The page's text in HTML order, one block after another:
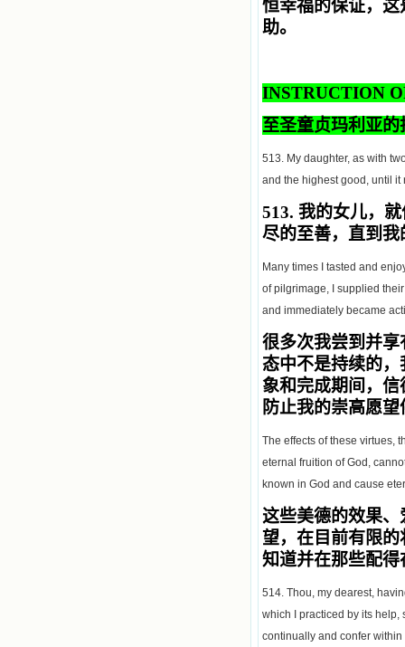
恒幸福的保证，
助。
INSTRUCTION
至圣童贞玛利亚的
513. My daughter, as with
and the highest good, until
513. 我的女儿，
尽的至善，直到我
Many times I tasted and
of pilgrimage, I supplied
and immediately became
很多次我尝到并享
态中不是持续的
象和完成期间，
防止我的崇高愿望
The effects of these virtues,
eternal fruition of God,
known in God and cause
这些美德的效果
望，在目前有限
知道并在那些配得
514. Thou, my dearest,
which I practiced by its help,
continually and confer